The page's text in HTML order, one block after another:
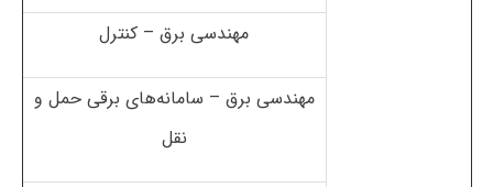
مهندسی برق – کنترل
مهندسی برق – سامانه‌های برقی حمل و
نقل